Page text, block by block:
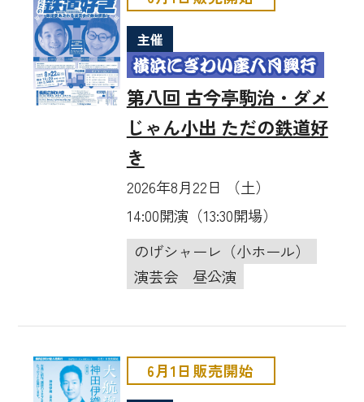
主催
第八回 古今亭駒治・ダメ
じゃん小出 ただの鉄道好
き
2026年8月22日 （土）
14:00開演（13:30開場）
のげシャーレ（小ホール）
演芸会
昼公演
6月1日販売開始